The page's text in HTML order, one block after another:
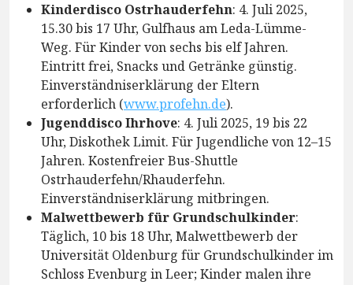
Kinderdisco Ostrhauderfehn: 4. Juli 2025,
15.30 bis 17 Uhr, Gulfhaus am Leda-Lümme-
Weg. Für Kinder von sechs bis elf Jahren.
Eintritt frei, Snacks und Getränke günstig.
Einverständniserklärung der Eltern
erforderlich (www.profehn.de).
Jugenddisco Ihrhove: 4. Juli 2025, 19 bis 22
Uhr, Diskothek Limit. Für Jugendliche von 12–15
Jahren. Kostenfreier Bus-Shuttle
Ostrhauderfehn/Rhauderfehn.
Einverständniserklärung mitbringen.
Malwettbewerb für Grundschulkinder:
Täglich, 10 bis 18 Uhr, Malwettbewerb der
Universität Oldenburg für Grundschulkinder im
Schloss Evenburg in Leer; Kinder malen ihre